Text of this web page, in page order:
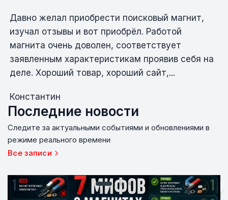
1
Давно желал приобрести поисковый магнит,
изучал отзывы и вот приобрёл. Работой
магнита очень доволен, соответствует
заявленным характеристикам проявив себя на
деле. Хороший товар, хороший сайт,...
Константин
Последние новости
Следите за актуальными событиями и обновлениями в
режиме реального времени
Все записи